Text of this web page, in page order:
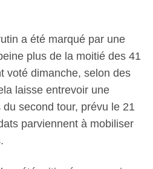
a été marqué par une
plus de la moitié des 41
voté dimanche, selon des
laisse entrevoir une
second tour, prévu le 21
parviennent à mobiliser